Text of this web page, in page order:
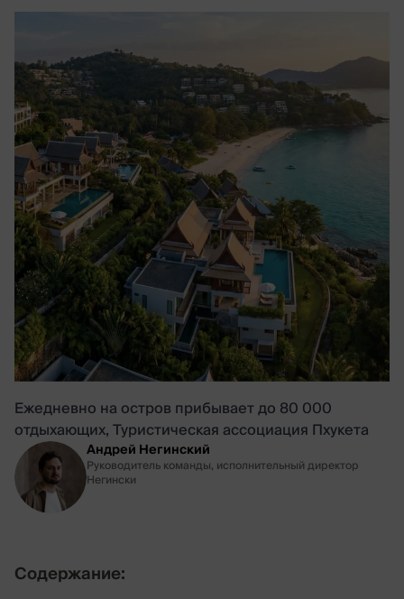
Ежедневно на остров прибывает до 80 000
отдыхающих, Туристическая ассоциация Пхукета
Андрей Негинский
Руководитель команды, исполнительный директор
Негински
Содержание: